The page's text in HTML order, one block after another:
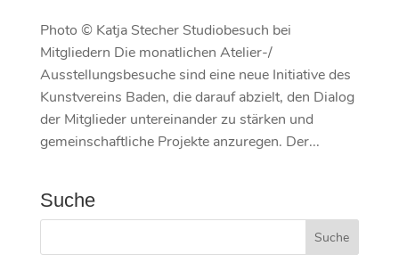
Photo © Katja Stecher Studiobesuch bei
Mitgliedern Die monatlichen Atelier-/
Ausstellungsbesuche sind eine neue Initiative des
Kunstvereins Baden, die darauf abzielt, den Dialog
der Mitglieder untereinander zu stärken und
gemeinschaftliche Projekte anzuregen. Der...
Suche